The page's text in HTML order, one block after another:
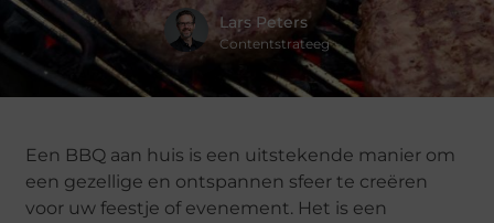
Lars Peters
Contentstrateeg
Een BBQ aan huis is een uitstekende manier om
een gezellige en ontspannen sfeer te creëren
voor uw feestje of evenement. Het is een